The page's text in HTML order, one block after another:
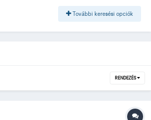
További keresési opciók
RENDEZÉS